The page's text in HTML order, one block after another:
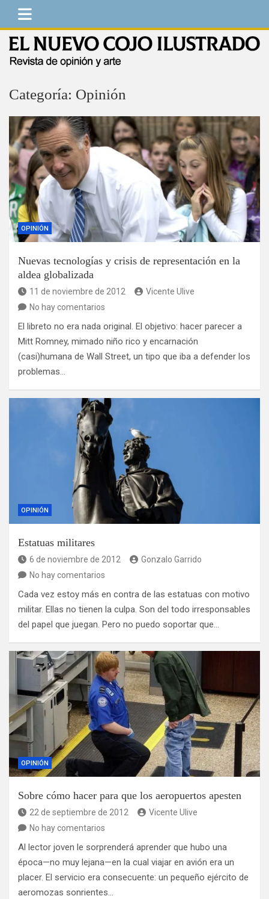
Saltar
contenido
Categoría: Opinión
OPINIÓN
Nuevas tecnologías y crisis de representación en la
aldea globalizada
11 de noviembre de 2012
Vicente Ulive
No hay comentarios
El libreto no era nada original. El objetivo: hacer parecer a
Mitt Romney, mimado niño rico y encarnación
(casi)humana de Wall Street, un tipo que iba a defender los
problemas…
OPINIÓN
Estatuas militares
6 de noviembre de 2012
Gonzalo Garrido
No hay comentarios
Cada vez estoy más en contra de las estatuas con motivo
militar. Ellas no tienen la culpa. Son del todo irresponsables
del papel que juegan. Pero no puedo soportar que…
OPINIÓN
Sobre cómo hacer para que los aeropuertos apesten
22 de septiembre de 2012
Vicente Ulive
No hay comentarios
Al lector joven le sorprenderá aprender que hubo una
época—no muy lejana—en la cual viajar en avión era un
placer. El servicio era consecuente: un pequeño ejército de
aeromozas sonrientes…